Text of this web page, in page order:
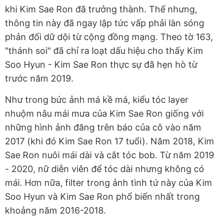
khi Kim Sae Ron đã trưởng thành. Thế nhưng,
thông tin này đã ngay lập tức vấp phải làn sóng
phản đối dữ dội từ cộng đồng mạng. Theo tờ 163,
"thánh soi" đã chỉ ra loạt dấu hiệu cho thấy Kim
Soo Hyun - Kim Sae Ron thực sự đã hẹn hò từ
trước năm 2019.
Như trong bức ảnh má kề má, kiểu tóc layer
nhuộm nâu mái mưa của Kim Sae Ron giống với
những hình ảnh đăng trên báo của cô vào năm
2017 (khi đó Kim Sae Ron 17 tuổi). Năm 2018, Kim
Sae Ron nuôi mái dài và cắt tóc bob. Từ năm 2019
- 2020, nữ diễn viên để tóc dài nhưng không có
mái. Hơn nữa, filter trong ảnh tình tứ này của Kim
Soo Hyun và Kim Sae Ron phổ biến nhất trong
khoảng năm 2016-2018.